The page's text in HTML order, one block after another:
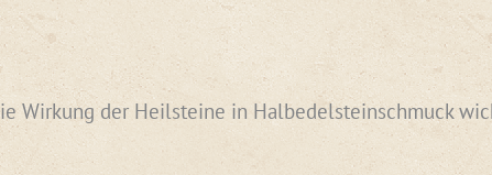
Wirkung der Heilsteine in Halbedelsteinschmuck